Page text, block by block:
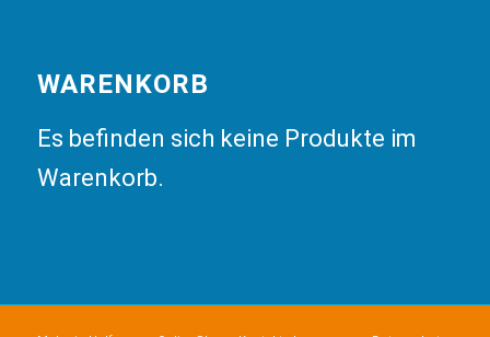
WARENKORB
Es befinden sich keine Produkte im
Warenkorb.